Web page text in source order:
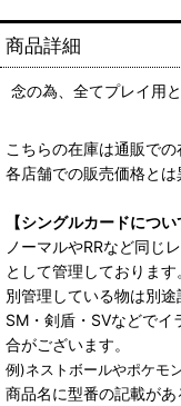
商品詳細
念の為、全てプレイ用
こちらの在庫は通販での
各店舗での販売価格とは
【シングルカードについ
ノーマルやRRなど同じ
として管理しております
別管理している物は別
SM・剣盾・SVなどで
合がございます。
例)ネストボールやポケモ
商品名に型番の記載が